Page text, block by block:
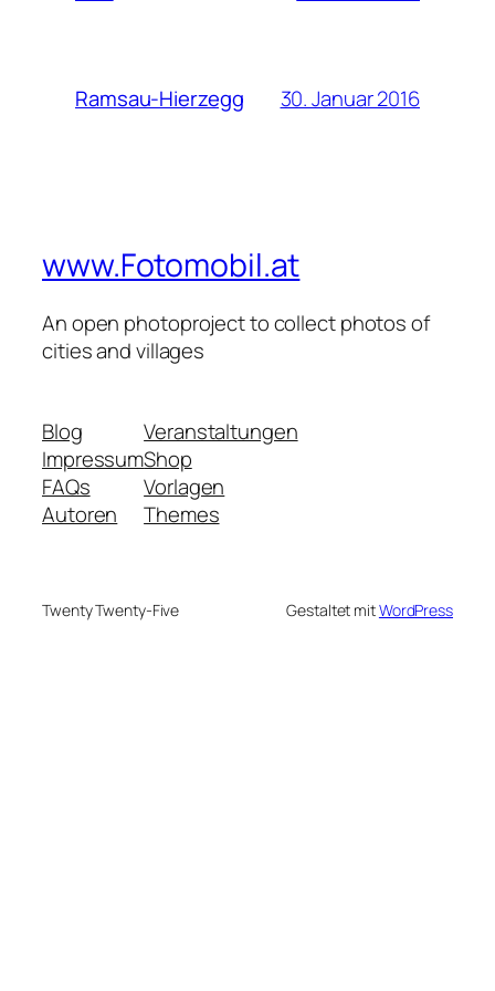
Ramsau-Hierzegg 30. Januar 2016
www.Fotomobil.at
An open photoproject to collect photos of
cities and villages
Blog
Impressum
FAQs
Autoren
Veranstaltungen
Shop
Vorlagen
Themes
Twenty Twenty-Five Gestaltet mitWordPress